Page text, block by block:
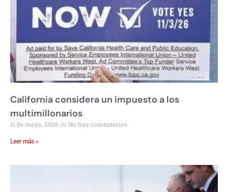
California considera un impuesto a los
multimillonarios
11 de mayo, 2026 No hay comentarios
Leer más »